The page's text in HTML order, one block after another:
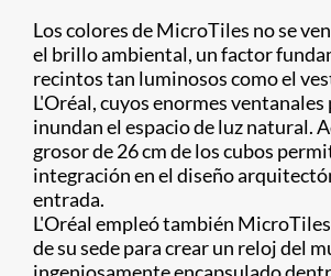
Los colores de MicroTiles no se
el brillo ambiental, un factor
recintos tan luminosos como el
L'Oréal, cuyos enormes
inundan el espacio de luz natural.
grosor de 26 cm de los cubos
integración en el diseño
entrada.
L'Oréal empleó también
de su sede para crear un reloj del